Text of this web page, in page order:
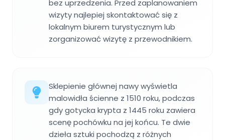
bez uprzedzenia. Przed zaplanowaniem
wizyty najlepiej skontaktować się z
lokalnym biurem turystycznym lub
zorganizować wizytę z przewodnikiem.
Sklepienie głównej nawy wyświetla
malowidła ścienne z 1510 roku, podczas
gdy gotycka krypta z 1445 roku zawiera
scenę pochówku na jej końcu. Te dwie
dzieła sztuki pochodzą z różnych